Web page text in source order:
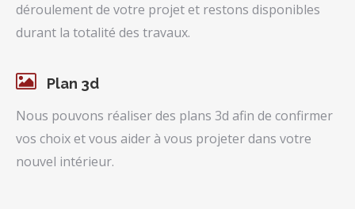
déroulement de votre projet et restons disponibles
durant la totalité des travaux.
Plan 3d
Nous pouvons réaliser des plans 3d afin de confirmer
vos choix et vous aider à vous projeter dans votre
nouvel intérieur.